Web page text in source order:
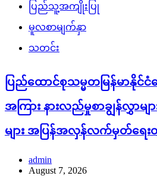
ပြည်သူ့အကျိုးပြု
မူလစာမျက်နှာ
သတင်း
ပြည်ထောင်စုသမ္မတမြန်မာနိုင်
အကြား နားလည်မှုစာချွန်လွှာမ
များ အပြန်အလှန်လက်မှတ်ရေ
admin
August 7, 2026